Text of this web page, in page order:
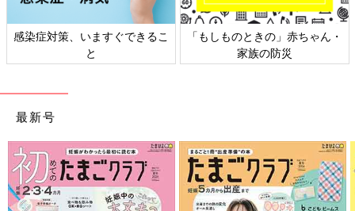
感染症対策、いますぐできるこ
と
「もしものときの」赤ちゃん・
家族の防災
最新号